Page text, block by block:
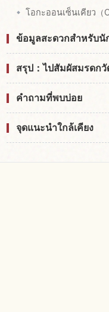
โอกะออนเซ็นเคียว（
ข้อมูลสะดวกสำหรับนั
สรุป：ไปสัมผัสมรด
คำถามที่พบบ่อย
จุดแนะนำใกล้เคียง